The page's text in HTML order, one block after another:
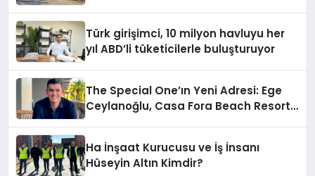
Türk girişimci, 10 milyon havluyu her
yıl ABD’li tüketicilerle buluşturuyor
The Special One’ın Yeni Adresi: Ege
Ceylanoğlu, Casa Fora Beach Resort
Ha İnşaat Kurucusu ve İş İnsanı
Hüseyin Altın Kimdir?